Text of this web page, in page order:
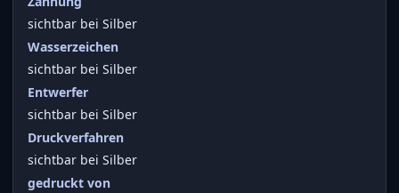
sichtbar bei Silber
Wasserzeichen
sichtbar bei Silber
Entwerfer
sichtbar bei Silber
Druckverfahren
sichtbar bei Silber
gedruckt von